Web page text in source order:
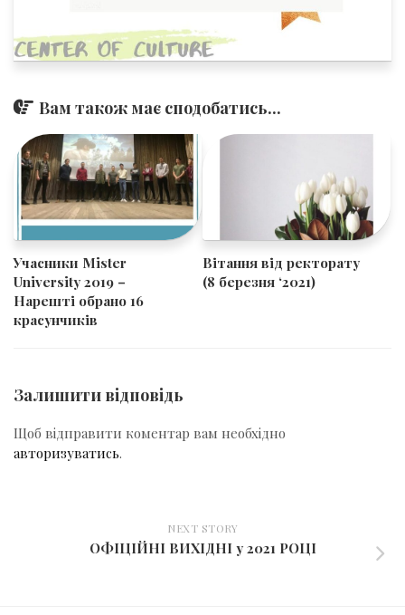
Вам також має сподобатись...
Учасники Mister
University 2019 –
Нарешті обрано 16
красунчиків
Вітання від ректорату
(8 березня ‘2021)
Залишити відповідь
Щоб відправити коментар вам необхідно
авторизуватись.
NEXT STORY
ОФІЦІЙНІ ВИХІДНІ у 2021 РОЦІ